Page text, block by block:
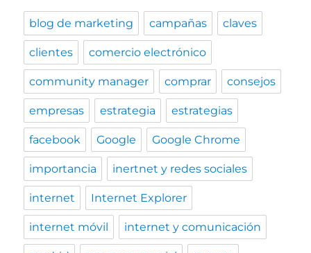
blog de marketing campañas claves
clientes comercio electrónico
community manager comprar consejos
empresas estrategia estrategias
facebook Google Google Chrome
importancia inertnet y redes sociales
internet Internet Explorer
internet móvil internet y comunicación